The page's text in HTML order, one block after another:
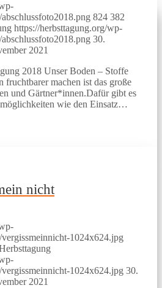
824 382
https://herbsttagung.org/wp-
30.
2021
2018 Unser Boden – Stoffe
machen ist das große
und Gärtner*innen.Dafür gibt es
wie den Einsatz…
nicht
1024x624.jpg
1024x624.jpg 30.
2021